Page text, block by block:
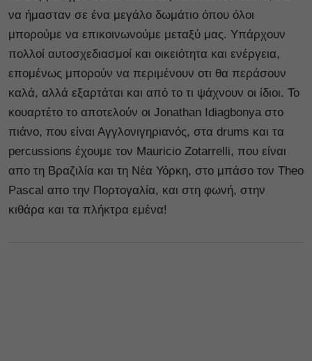
να ήμασταν σε ένα μεγάλο δωμάτιο όπου όλοι
μπορούμε να επικοινωνούμε μεταξύ μας. Υπάρχουν
πολλοί αυτοσχεδιασμοί και οικειότητα και ενέργεια,
επομένως μπορούν να περιμένουν οτι θα περάσουν
καλά, αλλά εξαρτάται και από το τι ψάχνουν οι ίδιοι. Το
κουαρτέτο το αποτελούν οι Jonathan Idiagbonya στο
πιάνο, που είναι Αγγλονιγηριανός, στα drums και τα
percussions έχουμε τον Mauricio Zotarrelli, που είναι
απο τη Βραζιλία και τη Νέα Υόρκη, στο μπάσο τον Theo
Pascal απο την Πορτογαλία, και στη φωνή, στην
κιθάρα και τα πλήκτρα εμένα!